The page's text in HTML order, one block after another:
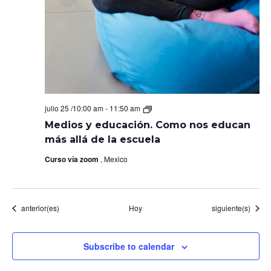
Medios y educación. Como nos educan
más allá de la escuela
julio 25 /10:00 am- 11:50 am
Medios
educación.
Como
nos
Curso vía zoom , Mexico
Eventos
anterior(es) Hoy Eventos
siguiente(s)
Subscribe to calendar